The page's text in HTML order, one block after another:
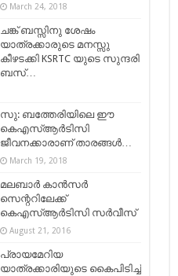
March 24, 2018
ചങ്ക് ബസ്സിനു ശേഷം
യാത്രക്കാരുടെ മനസ്സു
കീഴടക്കി KSRTC യുടെ സുന്ദരി
ബസ്…
സു: ബത്തേരിയിലെ ഈ
കെഎസ്ആര്‍ടിസി
ജീവനക്കാരാണ് താരങ്ങള്‍…
March 19, 2018
മലബാര്‍ കാന്‍സര്‍
സെന്ററിലേക്ക്
കെഎസ്ആര്‍ടിസി സര്‍വീസ്
August 21, 2016
പ്രായമേറിയ
യാത്രക്കാരിയുടെ കൈപിടിച്ച്